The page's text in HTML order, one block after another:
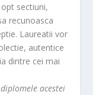
sectiuni,
recunoasca
Laureatii vor
autentice
dintre cei mai
acestei